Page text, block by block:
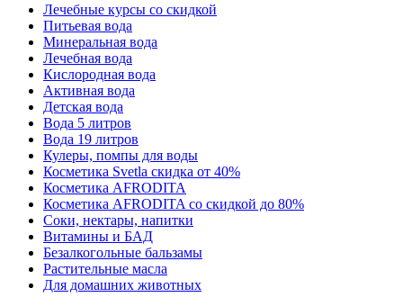
Лечебные курсы со скидкой
Питьевая вода
Минеральная вода
Лечебная вода
Кислородная вода
Активная вода
Детская вода
Вода 5 литров
Вода 19 литров
Кулеры, помпы для воды
Косметика Svetla скидка от 40%
Косметика AFRODITA
Косметика AFRODITA со скидкой до 80%
Соки, нектары, напитки
Витамины и БАД
Безалкогольные бальзамы
Растительные масла
Для домашних животных